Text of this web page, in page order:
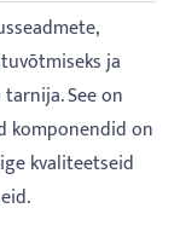
ja
See on
komponendid on
kvaliteetseid